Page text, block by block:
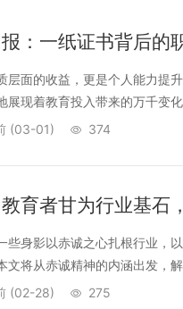
：一纸证书背后的
层面的收益，更是个人能力提
展现着教育投入带来的万千变
(03-01) 374
育者甘为行业基石
些身影以赤诚之心扎根行业，
文将从赤诚精神的内涵出发，
(02-28) 275